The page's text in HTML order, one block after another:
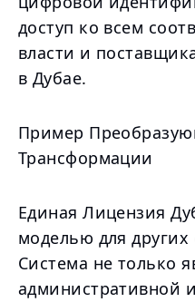
доступ ко всем
власти и
в Дубае.
Пример
Трансформации
Единая Лицензия
моделью для других
Система не только
административной